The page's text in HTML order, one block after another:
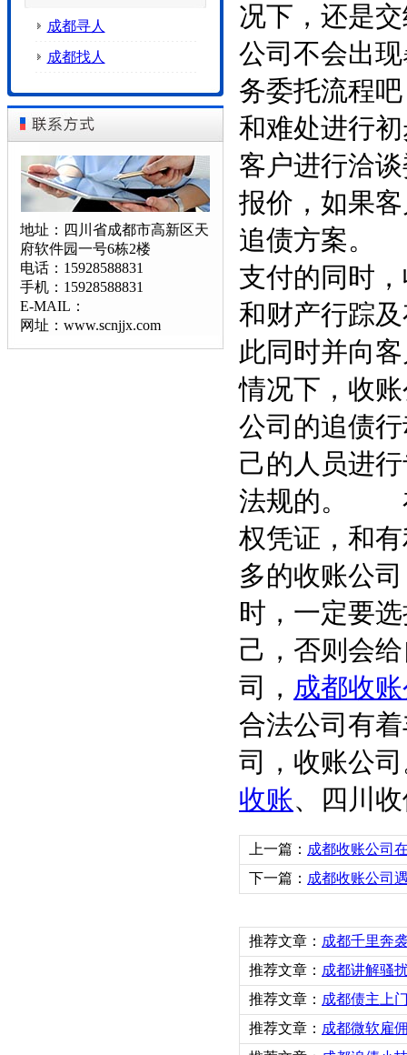
成都寻人
成都找人
地址：四川省成都市高新区天
府软件园一号6栋2楼
电话：15928588831
手机：15928588831
E-MAIL：
网址：www.scnjjx.com
况下，还是
公司不会出
务委托流程
和难处进行
客户进行洽
报价，如果
追债方案。
支付的同时
和财产行踪
此同时并向
情况下，收
公司的追债
己的人员进
法规的。 在
权凭证，和
多的收账公
时，一定要
己，否则会
司， 成都收
合法公司有
司，收账公
收账、四川
上一篇： 成都收账公司
下一篇： 成都收账公司
推荐文章： 成都千里奔
推荐文章： 成都讲解骚
推荐文章： 成都债主上
推荐文章： 成都微软雇